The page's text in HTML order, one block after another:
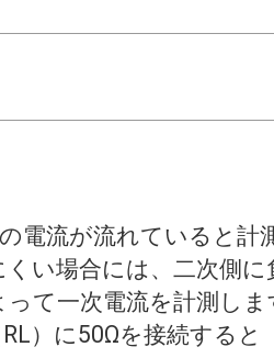
電流が流れていると計
い場合には、二次側
て一次電流を計測しま
）に50Ωを接続すると